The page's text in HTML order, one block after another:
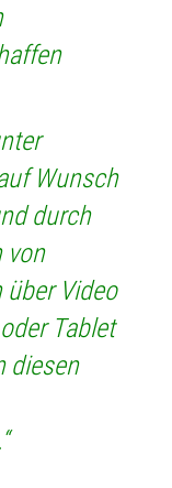
Wunsch
durch
von
Video
Tablet
diesen